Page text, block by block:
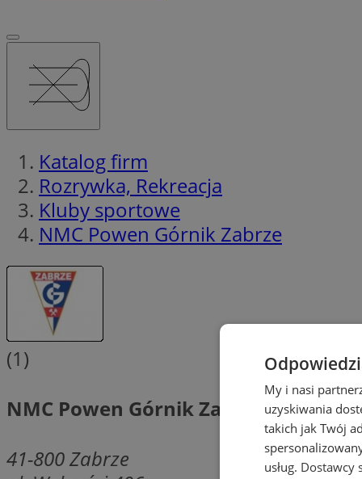
Katalog firm
Rozrywka, Rekreacja
Kluby sportowe
NMC Powen Górnik Zabrze
(1)
NMC Powen Górnik Zabrze
41-800Zabrze
My i nasi
uzyskiwania
takich jak Twój
usług. Dostawcy